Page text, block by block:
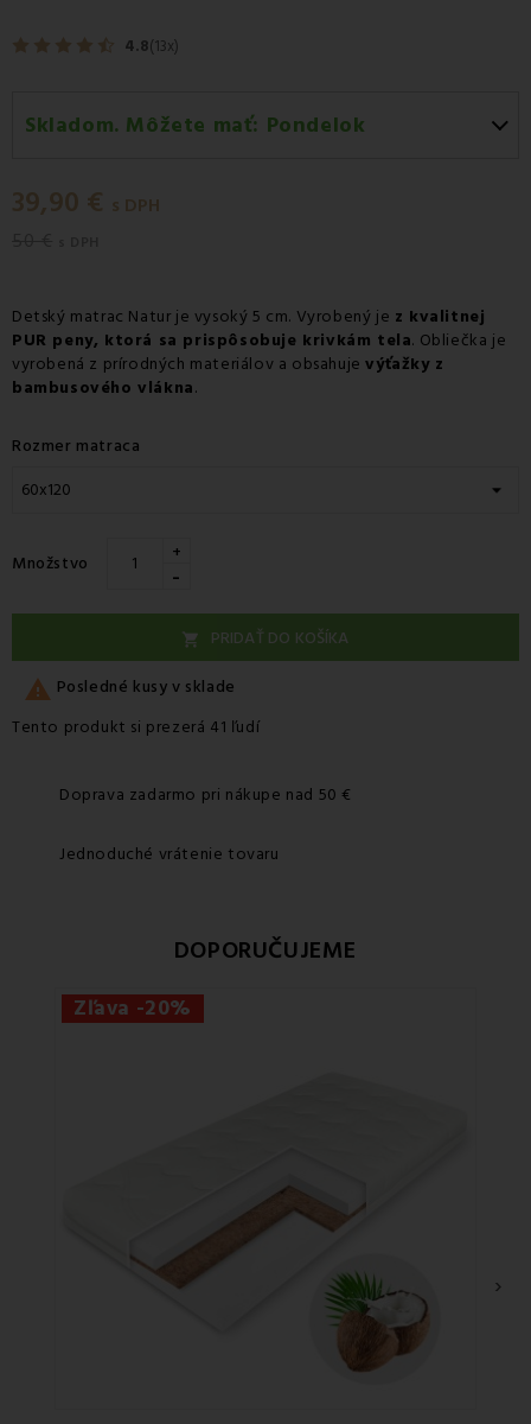
4.8(13x)
Skladom. Môžete mať: Pondelok
Pondelok 10.08
39,90 € s DPH
Detský matrac Natur je vysoký 5 cm. Vyrobený je z kvalitnej
PUR peny, ktorá sa prispôsobuje krivkám tela. Obliečka je
vyrobená z prírodných materiálov a obsahujevýťažky z
bambusového vlákna.
Rozmer matraca
Množstvo +
-
 PRIDAŤ DO KOŠÍKA
 Posledné kusy v sklade
Tento produkt si prezerá 41 ľudí
Doprava zadarmo pri nákupe nad 50 €
Jednoduché vrátenie tovaru
DOPORUČUJEME
Zľava -20%
›